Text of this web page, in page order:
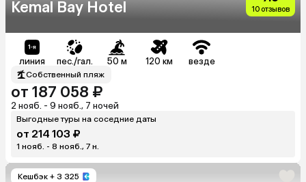
Kemal Bay Hotel 10 отзывов
линия пес./гал. 50 м 120 км везде
Собственный пляж
от 187 058 ₽
2 нояб. - 9 нояб., 7 ночей
Выгодные туры на соседние даты
от 214 103 ₽
1 нояб. - 8 нояб., 7 н.
Кешбэк + 3 325